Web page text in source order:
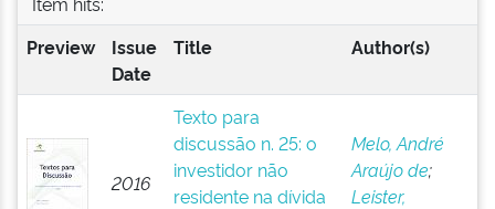
Preview
Issue
Date
Title Author(s)
2016
Texto para
discussão n. 25: o
investidor não
residente na dívida
Melo, André
Araújo de;
Leister,